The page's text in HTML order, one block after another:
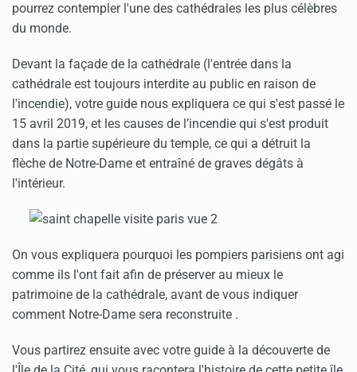
pourrez contempler l'une des cathédrales les plus célèbres
du monde.
Devant la façade de la cathédrale (l'entrée dans la
cathédrale est toujours interdite au public en raison de
l'incendie), votre guide nous expliquera ce qui s'est passé le
15 avril 2019, et les causes de l’incendie qui s'est produit
dans la partie supérieure du temple, ce qui a détruit la
flèche de Notre-Dame et entraîné de graves dégâts à
l'intérieur.
On vous expliquera pourquoi les pompiers parisiens ont agi
comme ils l'ont fait afin de préserver au mieux le
patrimoine de la cathédrale, avant de vous indiquer
comment Notre-Dame sera reconstruite .
Vous partirez ensuite avec votre guide à la découverte de